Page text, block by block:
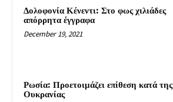
Δολοφονία Κένεντι: Στο φως χιλιάδες
απόρρητα έγγραφα
December 19, 2021
Ρωσία: Προετοιμάζει επίθεση κατά της
Ουκρανίας